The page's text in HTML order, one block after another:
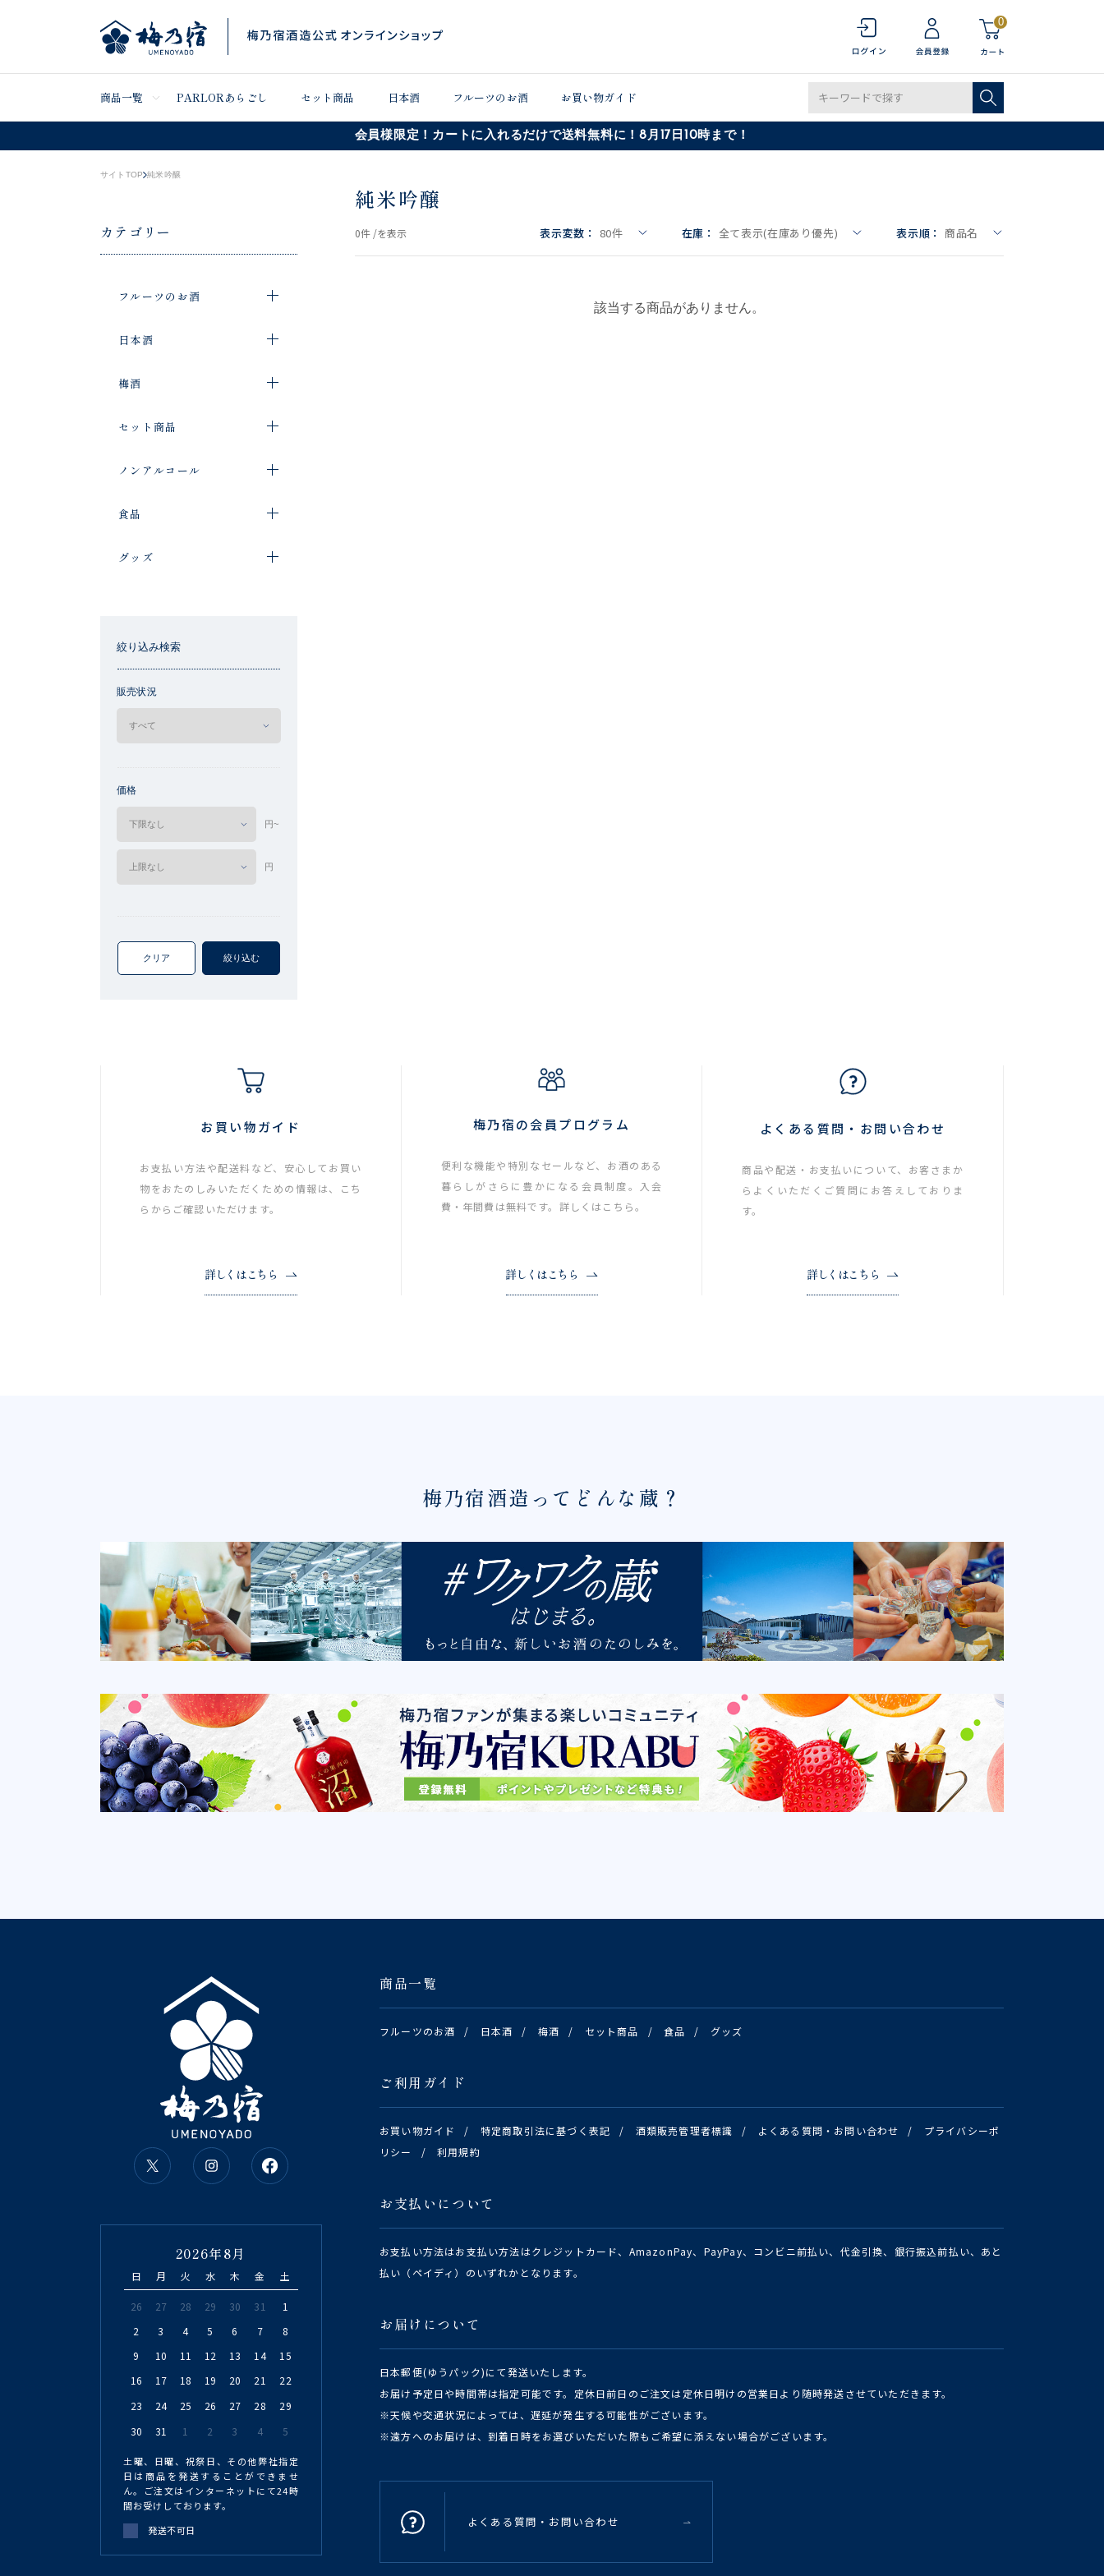
0
商品一覧 PARLORあらごし セット商品 日本酒 フルーツのお酒 お買い物ガイド
会員様限定！カートに入れるだけで送料無料に！8月17日10時まで！
サイトTOP 純米吟醸
カテゴリー
フルーツのお酒
日本酒
梅酒
セット商品
ノンアルコール
食品
グッズ
絞り込み検索
販売状況
価格
円~
円
クリア 絞り込む
純米吟醸
0件 /を表示 表示変数： 80件 在庫： 全て表示(在庫あり優先) 表示順： 商品名
該当する商品がありません。
お買い物ガイド
お支払い方法や配送料など、安心してお買い
物をおたのしみいただくための情報は、こち
らからご確認いただけます。
詳しくはこちら
梅乃宿の会員プログラム
便利な機能や特別なセールなど、お酒のある
暮らしがさらに豊かになる会員制度。入会
費・年間費は無料です。詳しくはこちら。
詳しくはこちら
よくある質問・お問い合わせ
商品や配送・お支払いについて、お客さまか
らよくいただくご質問にお答えしておりま
す。
詳しくはこちら
梅乃宿酒造ってどんな蔵？
商品一覧
フルーツのお酒 / 日本酒 / 梅酒 / セット商品 / 食品 / グッズ
ご利用ガイド
お買い物ガイド / 特定商取引法に基づく表記 / 酒類販売管理者標識 / よくある質問・お問い合わせ /
プライバシーポ
リシー
/ 利用規約
お支払いについて
お支払い方法はお支払い方法はクレジットカード、AmazonPay、PayPay、コンビニ前払い、代金引換、銀行振込前払い、あと
払い（ペイディ）のいずれかとなります。
お届けについて
日本郵便(ゆうパック)にて発送いたします。
お届け予定日や時間帯は指定可能です。定休日前日のご注文は定休日明けの営業日より随時発送させていただきます。
※天候や交通状況によっては、遅延が発生する可能性がございます。
※遠方へのお届けは、到着日時をお選びいただいた際もご希望に添えない場合がございます。
よくある質問・お問い合わせ
2026年8月
日 月 火 水 木 金 土
26 27 28 29 30 31
1
2
3 4 5 6 7
8
9
10 11 12 13 14
15
16
17 18 19 20 21
22
23
24 25 26 27 28
29
30
31 1 2 3 4 5
土曜、日曜、祝祭日、その他弊社指定
日は商品を発送することができませ
ん。ご注文はインターネットにて24時
間お受けしております。
発送不可日